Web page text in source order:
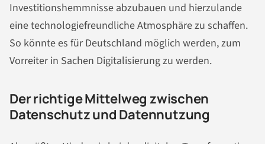
Investitionshemmnisse abzubauen und hierzulande
eine technologiefreundliche Atmosphäre zu schaffen.
So könnte es für Deutschland möglich werden, zum
Vorreiter in Sachen Digitalisierung zu werden.
Der richtige Mittelweg zwischen
Datenschutz und Datennutzung